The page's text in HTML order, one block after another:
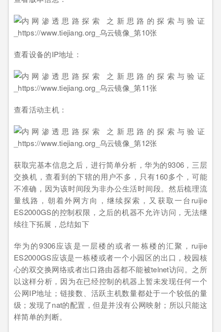
查看设备的IP地址：
查看活动主机：
获取完基本信息之后，进行简单分析，华为的9306，三层
交换机，查看到的下辖的用户不多，只有160多个，可能
不准确，因为该时间段为非办公生活时间段。然后梳理流
量线路，朝着外网方向，继续探索，又获取一台ruijie
ES2000GS的控制权限，之后的机器不允许访问，无法继
续往下拓展，总结如下
华为的9306应该是一层楼的或者一栋楼的汇聚，ruijie
ES2000GS应该是一栋楼或者一个小园区的出口，校园核
心的双交换网络或者出口路由器都不能被telnet访问。之所
以这样分析，因为在已经控制的机器上暂未发现任何一个
公网IP地址；链接数、活跃主机数量都处于一个较低的量
级；发现了nat的配置，但是并没有公网映射；所以只能这
样简单的判断。